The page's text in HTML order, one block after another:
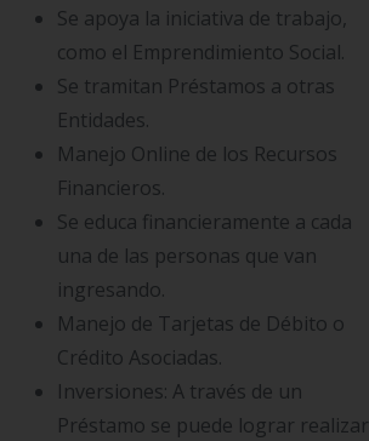
Se apoya la iniciativa de trabajo,
como el Emprendimiento Social.
Se tramitan Préstamos a otras
Entidades.
Manejo Online de los Recursos
Financieros.
Se educa financieramente a cada
una de las personas que van
ingresando.
Manejo de Tarjetas de Débito o
Crédito Asociadas.
Inversiones: A través de un
Préstamo se puede lograr realizar